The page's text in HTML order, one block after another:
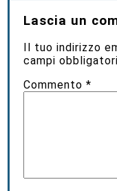
Lascia un
Il tuo indirizzo
campi
Commento*